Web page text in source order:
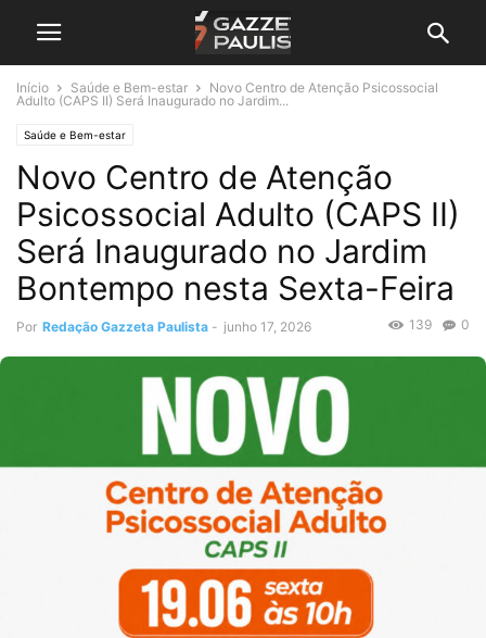
Início Saúde e Bem-estar
Novo Centro de Atenção Psicossocial
Adulto (CAPS II) Será Inaugurado no Jardim...
Saúde e Bem-estar
Novo Centro de Atenção
Psicossocial Adulto (CAPS II)
Será Inaugurado no Jardim
Bontempo nesta Sexta-Feira
Por Redação Gazzeta Paulista - junho 17, 2026 0
139